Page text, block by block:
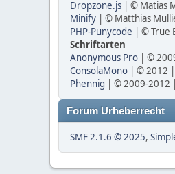
Dropzone.js | © Matias
Minify | © Matthias
PHP-Punycode | © True
Schriftarten
Anonymous Pro | ©
ConsolaMono | © 2012 |
Phennig | © 2009-2012
Forum Urheberrecht
SMF 2.1.6 © 2025,